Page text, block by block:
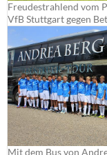
Freudestrahlend vom
VfB Stuttgart gegen
Mit dem Bus von